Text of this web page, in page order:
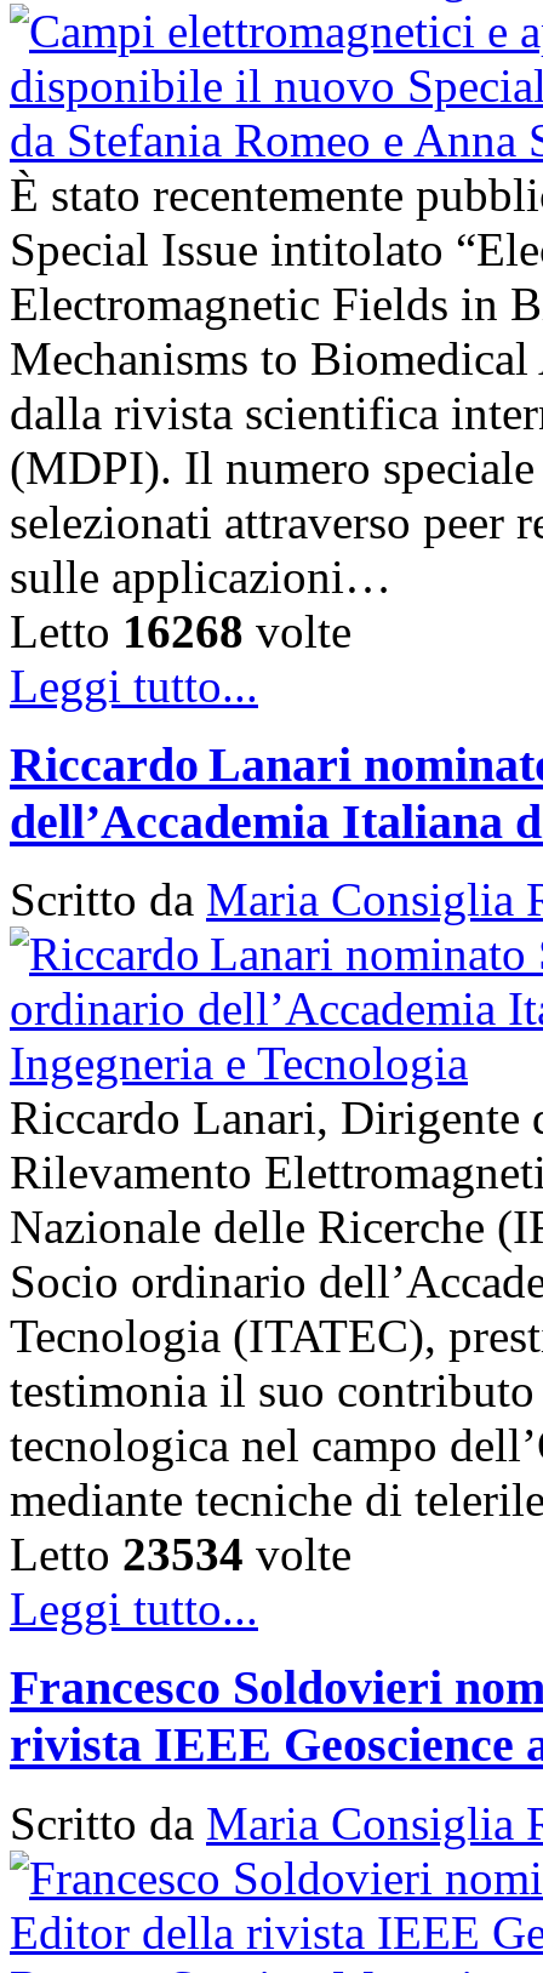
È stato recentemente
Special Issue intitolato
Electromagnetic Fields in
Mechanisms to
dalla rivista scientifica
(MDPI). Il numero
selezionati attraverso peer
sulle applicazioni…
Letto 16268 volte
Leggi tutto...
Riccardo Lanari
dell’Accademia Italiana
Scritto da Maria Consiglia
Riccardo Lanari, Dirigente
Rilevamento
Nazionale delle Ricerche
Socio ordinario
Tecnologia (ITATEC),
testimonia il suo
tecnologica nel campo
mediante tecniche di
Letto 23534 volte
Leggi tutto...
Francesco Soldovieri
rivista IEEE Geoscience
Scritto da Maria Consiglia